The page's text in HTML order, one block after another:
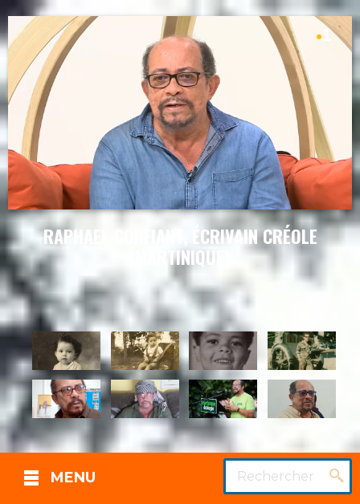
RAPHAEL CONFIANT, ÉCRIVAIN CRÉOLE
(MARTINIQUE)
MENU Rechercher